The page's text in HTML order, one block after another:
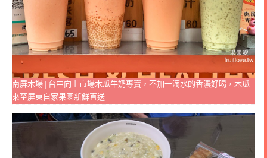
南屏木場 | 台中向上市場木瓜牛奶專賣，不加一滴水的香濃好喝，木瓜
來至屏東自家果園新鮮直送